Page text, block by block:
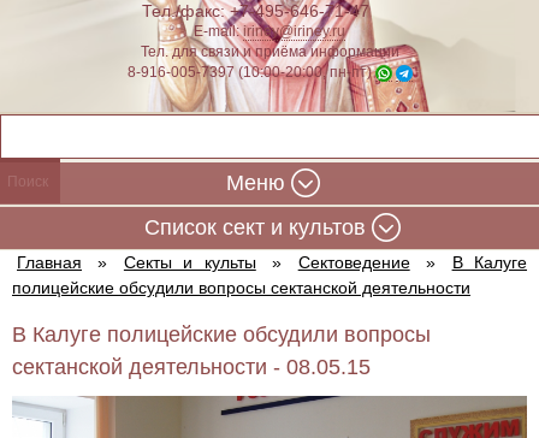
Тел./факс: +7-495-646-71-47
E-mail:iriney@iriney.ru
Тел. для связи и приёма информации
8-916-005-7397 (10:00-20:00, пн-пт)
Меню
Cписок сект и культов
Главная » Секты и культы » Сектоведение »
В Калуге
полицейские обсудили вопросы сектанской деятельности
В Калуге полицейские обсудили вопросы
сектанской деятельности - 08.05.15